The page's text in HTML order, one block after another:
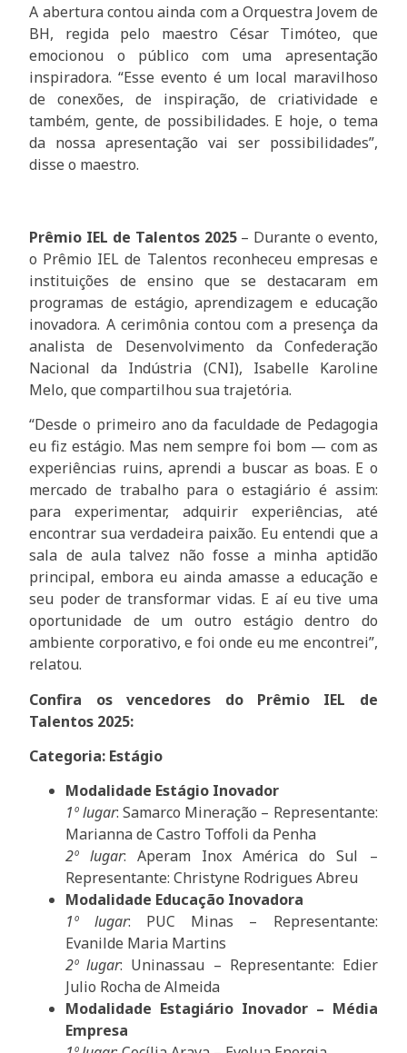
A abertura contou ainda com a Orquestra Jovem de
BH, regida pelo maestro César Timóteo, que
emocionou o público com uma apresentação
inspiradora. “Esse evento é um local maravilhoso
de conexões, de inspiração, de criatividade e
também, gente, de possibilidades. E hoje, o tema
da nossa apresentação vai ser possibilidades”,
disse o maestro.
Prêmio IEL de Talentos 2025– Durante o evento,
o Prêmio IEL de Talentos reconheceu empresas e
instituições de ensino que se destacaram em
programas de estágio, aprendizagem e educação
inovadora. A cerimônia contou com a presença da
analista de Desenvolvimento da Confederação
Nacional da Indústria (CNI), Isabelle Karoline
Melo, que compartilhou sua trajetória.
“Desde o primeiro ano da faculdade de Pedagogia
eu fiz estágio. Mas nem sempre foi bom — com as
experiências ruins, aprendi a buscar as boas. E o
mercado de trabalho para o estagiário é assim:
para experimentar, adquirir experiências, até
encontrar sua verdadeira paixão. Eu entendi que a
sala de aula talvez não fosse a minha aptidão
principal, embora eu ainda amasse a educação e
seu poder de transformar vidas. E aí eu tive uma
oportunidade de um outro estágio dentro do
ambiente corporativo, e foi onde eu me encontrei”,
relatou.
Confira os vencedores do Prêmio IEL de
Talentos 2025:
Categoria: Estágio
Modalidade Estágio Inovador
1º lugar: Samarco Mineração – Representante:
Marianna de Castro Toffoli da Penha
2º lugar: Aperam Inox América do Sul –
Representante: Christyne Rodrigues Abreu
Modalidade Educação Inovadora
1º lugar: PUC Minas – Representante:
Evanilde Maria Martins
2º lugar: Uninassau – Representante: Edier
Julio Rocha de Almeida
Modalidade Estagiário Inovador – Média
Empresa